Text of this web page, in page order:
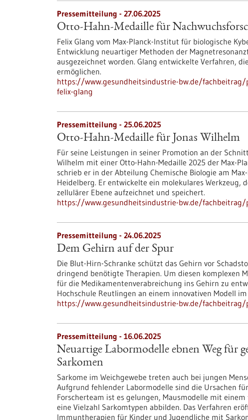
Pressemitteilung - 27.06.2025
Otto-Hahn-Medaille für
Felix Glang vom Max-Planck-Institut für biologische
Entwicklung neuartiger Methoden der
ausgezeichnet worden. Glang entwickelte Verfahren,
ermöglichen.
https://www.gesundheitsindustrie-bw.de/
felix-glang
Pressemitteilung - 25.06.2025
Otto-Hahn-Medaille für Jonas Wilhelm
Für seine Leistungen in seiner Promotion an der
Wilhelm mit einer Otto-Hahn-Medaille 2025 der Max-
schrieb er in der Abteilung Chemische Biologie am
Heidelberg. Er entwickelte ein molekulares Werkzeug,
zellulärer Ebene aufzeichnet und speichert.
https://www.gesundheitsindustrie-bw.de/
Pressemitteilung - 24.06.2025
Dem Gehirn auf der Spur
Die Blut-Hirn-Schranke schützt das Gehirn vor
dringend benötigte Therapien. Um diesen komplexen
für die Medikamentenverabreichung ins Gehirn zu
Hochschule Reutlingen an einem innovativen Modell im
https://www.gesundheitsindustrie-bw.de/
Pressemitteilung - 16.06.2025
Neuartige Labormodelle ebnen Weg für
Sarkomen
Sarkome im Weichgewebe treten auch bei jungen
Aufgrund fehlender Labormodelle sind die Ursachen
Forscherteam ist es gelungen, Mausmodelle mit
eine Vielzahl Sarkomtypen abbilden. Das Verfahren
Immuntherapien für Kinder und Jugendliche mit